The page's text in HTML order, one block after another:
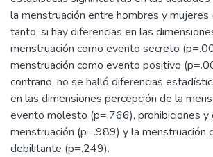
la menstruación entre hombres y mujeres
tanto, si hay diferencias en las
menstruación como evento secreto
menstruación como evento positivo
contrario, no se halló diferencias
en las dimensiones percepción de la
evento molesto (p=.766), prohibiciones y
menstruación (p=.989) y la menstruación
debilitante (p=.249).